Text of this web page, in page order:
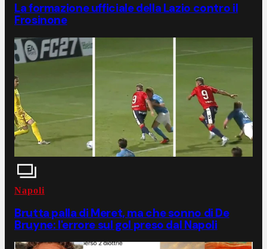
La formazione ufficiale della Lazio contro il
Frosinone
Napoli
Brutta palla di Meret, ma che sonno di De
Bruyne: l'errore sul gol preso dal Napoli